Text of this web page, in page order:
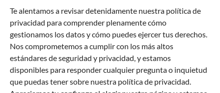
Te alentamos a revisar detenidamente nuestra política de
privacidad para comprender plenamente cómo
gestionamos los datos y cómo puedes ejercer tus derechos.
Nos comprometemos a cumplir con los más altos
estándares de seguridad y privacidad, y estamos
disponibles para responder cualquier pregunta o inquietud
que puedas tener sobre nuestra política de privacidad.